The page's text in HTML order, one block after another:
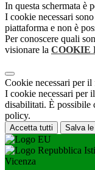
In questa schermata è
I cookie necessari
piattaforma e non è
Per conoscere quali
visionare la COOKIE
Cookie necessari per
I cookie necessari per
disabilitati. È possibile
policy.
Accetta tutti Salva
Vicenza